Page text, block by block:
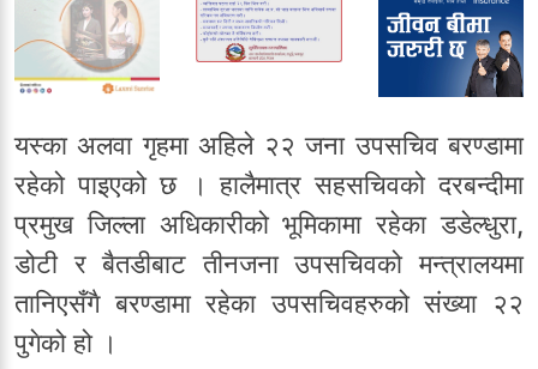
यस्का अलवा गृहमा अहिले २२ जना उपसचिव बरण्डामा
रहेको पाइएको छ । हालैमात्र सहसचिवको दरबन्दीमा
प्रमुख जिल्ला अधिकारीको भूमिकामा रहेका डडेल्धुरा,
डोटी र बैतडीबाट तीनजना उपसचिवको मन्त्रालयमा
तानिएसँगै बरण्डामा रहेका उपसचिवहरुको संख्या २२
पुगेको हो ।